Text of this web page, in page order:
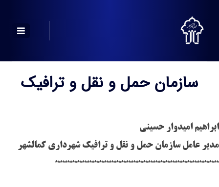
سازمان حمل و نقل و ترافیک
ابراهیم امیدوار حسینی
مدیر عامل سازمان حمل و نقل و ترافیک شهرداری کمالشهر
*******************************************************************